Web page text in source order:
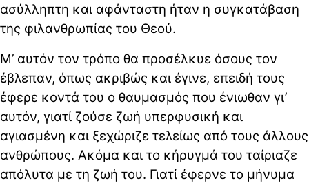
ασύλληπτη και αφάνταστη ήταν η συγκατάβαση
της φιλανθρωπίας του Θεού.
Μ’ αυτόν τον τρόπο θα προσέλκυε όσους τον
έβλεπαν, όπως ακριβώς και έγινε, επειδή τους
έφερε κοντά του ο θαυμασμός που ένιωθαν γι’
αυτόν, γιατί ζούσε ζωή υπερφυσική και
αγιασμένη και ξεχώριζε τελείως από τους άλλους
ανθρώπους. Ακόμα και το κήρυγμά του ταίριαζε
απόλυτα με τη ζωή του. Γιατί έφερνε το μήνυμα